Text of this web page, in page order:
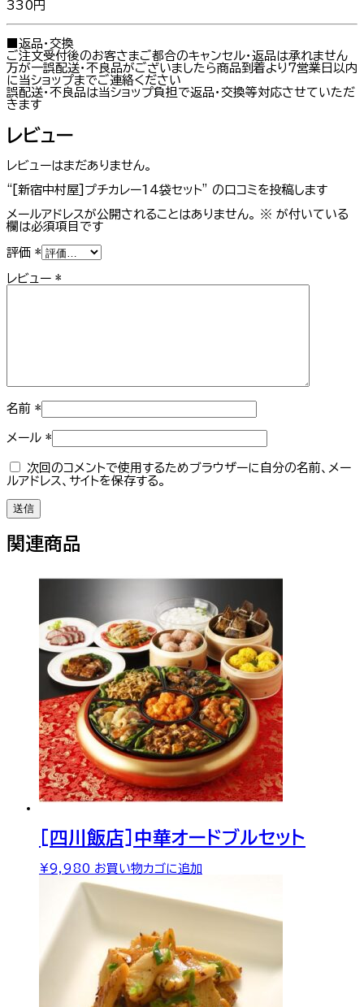
330円
■返品・交換
ご注文受付後のお客さまご都合のキャンセル・返品は承れません
万が一誤配送・不良品がございましたら商品到着より7営業日以内
に当ショップまでご連絡ください
誤配送・不良品は当ショップ負担で返品・交換等対応させていただ
きます
レビュー
レビューはまだありません。
“[新宿中村屋]プチカレー14袋セット” の口コミを投稿します
メールアドレスが公開されることはありません。 ※ が付いている
欄は必須項目です
評価 *
レビュー *
名前 *
メール *
次回のコメントで使用するためブラウザーに自分の名前、メー
ルアドレス、サイトを保存する。
関連商品
[四川飯店]中華オードブルセット
¥9,980 お買い物カゴに追加